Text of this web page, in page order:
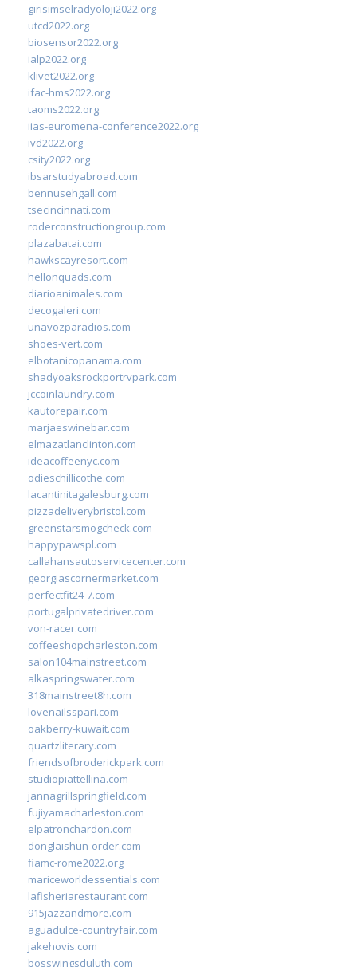
girisimselradyoloji2022.org
utcd2022.org
biosensor2022.org
ialp2022.org
klivet2022.org
ifac-hms2022.org
taoms2022.org
iias-euromena-conference2022.org
ivd2022.org
csity2022.org
ibsarstudyabroad.com
bennusehgall.com
tsecincinnati.com
roderconstructiongroup.com
plazabatai.com
hawkscayresort.com
hellonquads.com
diarioanimales.com
decogaleri.com
unavozparadios.com
shoes-vert.com
elbotanicopanama.com
shadyoaksrockportrvpark.com
jccoinlaundry.com
kautorepair.com
marjaeswinebar.com
elmazatlanclinton.com
ideacoffeenyc.com
odieschillicothe.com
lacantinitagalesburg.com
pizzadeliverybristol.com
greenstarsmogcheck.com
happypawspl.com
callahansautoservicecenter.com
georgiascornermarket.com
perfectfit24-7.com
portugalprivatedriver.com
von-racer.com
coffeeshopcharleston.com
salon104mainstreet.com
alkaspringswater.com
318mainstreet8h.com
lovenailsspari.com
oakberry-kuwait.com
quartzliterary.com
friendsofbroderickpark.com
studiopiattellina.com
jannagrillspringfield.com
fujiyamacharleston.com
elpatronchardon.com
donglaishun-order.com
fiamc-rome2022.org
mariceworldessentials.com
lafisheriarestaurant.com
915jazzandmore.com
aguadulce-countryfair.com
jakehovis.com
bosswingsduluth.com